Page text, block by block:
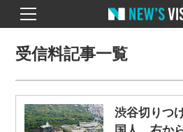
受信料記事一覧
渋谷切りつ